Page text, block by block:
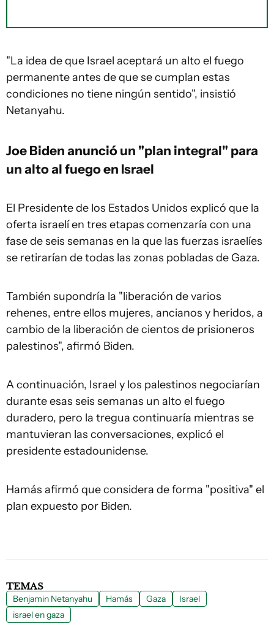
"La idea de que Israel aceptará un alto el fuego
permanente antes de que se cumplan estas
condiciones no tiene ningún sentido", insistió
Netanyahu.
Joe Biden anunció un "plan integral" para
un alto al fuego en Israel
El Presidente de los Estados Unidos explicó que la
oferta israelí en tres etapas comenzaría con una
fase de seis semanas en la que las fuerzas israelíes
se retirarían de todas las zonas pobladas de Gaza.
También supondría la "liberación de varios
rehenes, entre ellos mujeres, ancianos y heridos, a
cambio de la liberación de cientos de prisioneros
palestinos", afirmó Biden.
A continuación, Israel y los palestinos negociarían
durante esas seis semanas un alto el fuego
duradero, pero la tregua continuaría mientras se
mantuvieran las conversaciones, explicó el
presidente estadounidense.
Hamás afirmó que considera de forma "positiva" el
plan expuesto por Biden.
TEMAS
Benjamin Netanyahu Hamás Gaza
Israel
israel en gaza